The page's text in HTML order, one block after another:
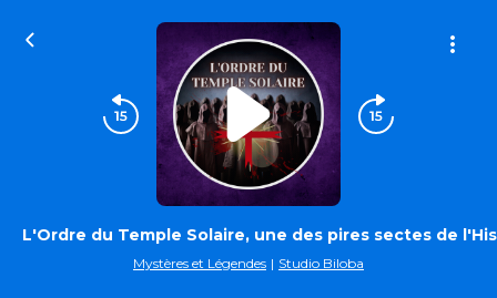
L'Ordre du Temple Solaire, une des pires sectes de
Mystères et Légendes | Studio Biloba